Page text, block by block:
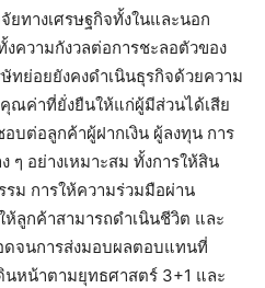
ทางเศรษฐกิจทั้งในและนอก
งความกังวลต่อการชะลอตัวของ
ทย่อยยังคงดำเนินธุรกิจด้วยความ
ณค่าที่ยั่งยืนให้แก่ผู้มีส่วนได้เสีย
บต่อลูกค้าผู้ฝากเงิน ผู้ลงทุน การ
ๆ อย่างเหมาะสม ทั้งการให้สิน
รม การให้ความร่วมมือผ่าน
ลูกค้าสามารถดำเนินชีวิต และ
ดจนการส่งมอบผลตอบแทนที่
หน้าตามยุทธศาสตร์ 3+1 และ